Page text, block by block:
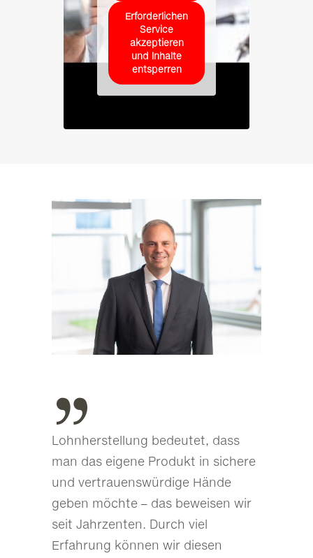
Erforderlichen
Service
akzeptieren
und Inhalte
entsperren
Lohnherstellung bedeutet, dass
man das eigene Produkt in sichere
und vertrauenswürdige Hände
geben möchte – das beweisen wir
seit Jahrzenten. Durch viel
Erfahrung können wir diesen